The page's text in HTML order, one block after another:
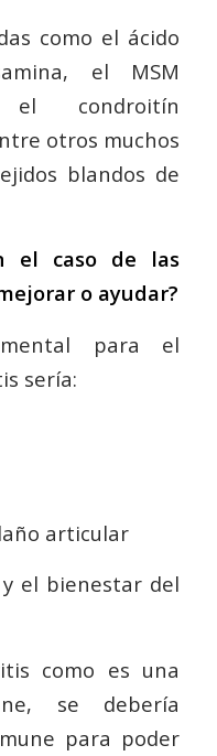
como el ácido
el MSM
el condroitín
otros muchos
blandos de
el caso de las
o ayudar?
para el
sería:
articular
el bienestar del
como es una
se debería
para poder